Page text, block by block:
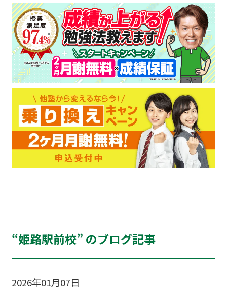
“姫路駅前校” のブログ記事
2026年01月07日